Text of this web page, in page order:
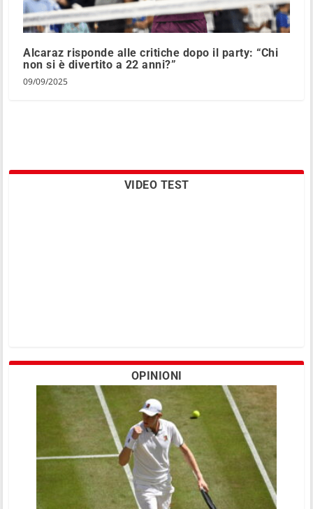
Alcaraz risponde alle critiche dopo il party: “Chi
non si è divertito a 22 anni?”
09/09/2025
VIDEO TEST
OPINIONI